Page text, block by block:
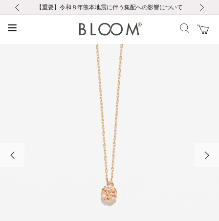
会員限定！レビュー投稿で100ポイントプレゼント
【重要】夏季休業の営業についてのご案内
【重要】令和８年熊本地震に伴う集配への影響について
【重要】ギフトラッピング料金改定および仕様変更のお知らせ
税込5,500円以上で送料無料｜最短24時間以内に発送
新規会員登録で1000ポイントプレゼント！
新規LINE友だち登録で500円クーポンプレゼント
会員限定！レビュー投稿で100ポイントプレゼント
【重要】夏季休業の営業についてのご案内